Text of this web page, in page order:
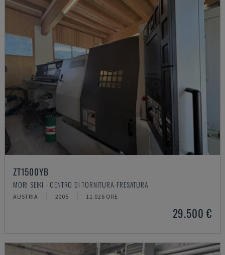
ZT1500YB
MORI SEIKI - CENTRO DI TORNITURA-FRESATURA
AUSTRIA 2005 11.026 ORE
29.500 €